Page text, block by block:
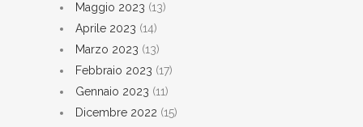
Maggio 2023 (13)
Aprile 2023 (14)
Marzo 2023 (13)
Febbraio 2023 (17)
Gennaio 2023 (11)
Dicembre 2022 (15)